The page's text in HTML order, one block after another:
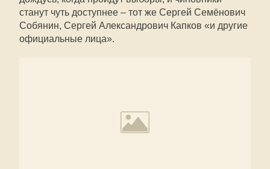
станут чуть доступнее – тот же Сергей Семёнович
Собянин, Сергей Александрович Капков «и другие
официальные лица».